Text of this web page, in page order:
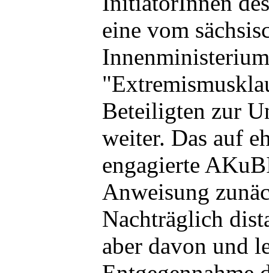
eine vom
Beteiligten zur
weiter. Das auf
engagierte
Anweisung
Nachträglich
aber davon und